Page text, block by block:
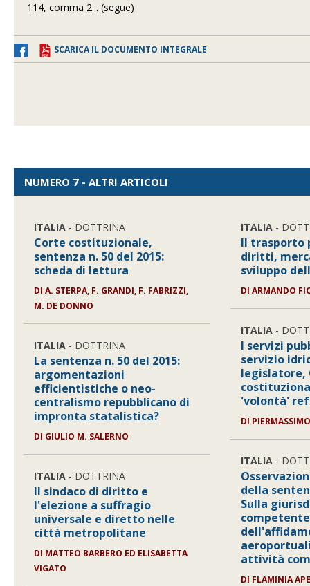
114, comma 2... (segue)
SCARICA IL DOCUMENTO INTEGRALE
NUMERO 7 - ALTRI ARTICOLI
ITALIA - DOTTRINA
Corte costituzionale,
sentenza n. 50 del 2015:
scheda di lettura
DIA. STERPA, F. GRANDI, F. FABRIZZI,
M. DE DONNO
ITALIA - DOTTRINA
La sentenza n. 50 del 2015:
argomentazioni
efficientistiche o neo-
centralismo repubblicano di
impronta statalistica?
DI GIULIO M. SALERNO
ITALIA - DOTTRINA
Il sindaco di diritto e
l'elezione a suffragio
universale e diretto nelle
città metropolitane
DI MATTEO BARBERO ED ELISABETTA
VIGATO
ITALIA -
Il trasporto
diritti,
sviluppo
DIARMANDO
ITALIA -
I servizi
servizio
legislatore,
'volontà'
DI
ITALIA -
della
Sulla
attività
DI FLAMINIA